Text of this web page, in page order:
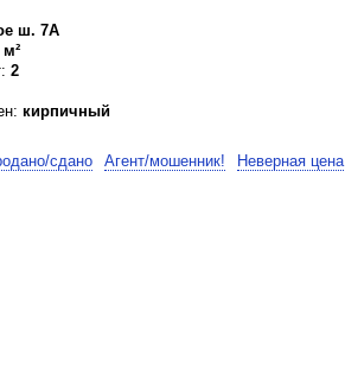
ш. 7А
м²
2
кирпичный
сдано Агент/мошенник! Неверная цена